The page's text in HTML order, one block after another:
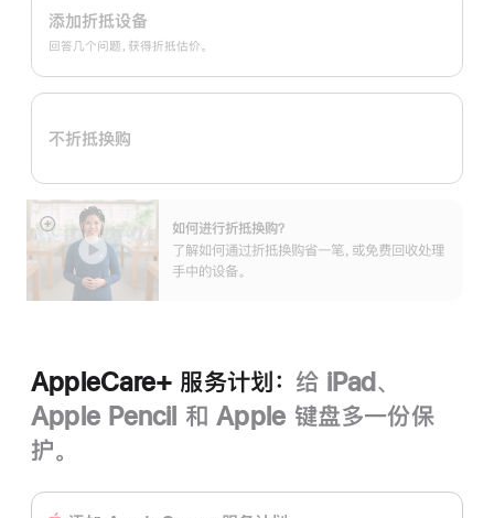
Trade
换
购
划：
添加折抵设备
回答几个问题，获得折抵估价。
不折抵换购
如何进行折抵换购？
了解如何通过折抵换购省一笔，或免费回收处理
手中的设备。
展
AppleCare+ 服务计划： 给 iPad、
Apple Pencil 和 Apple 键盘多一份保
护。